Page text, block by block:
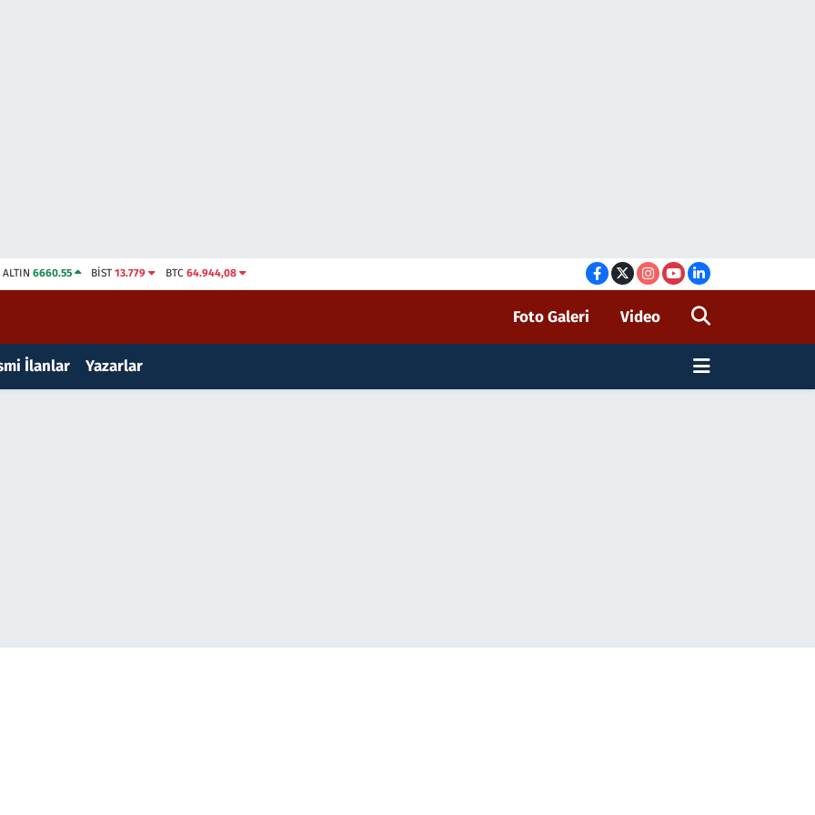
ALTIN 6660.55 BİST13.779 BTC 64.944,08
Foto Galeri Video
İlanlar Yazarlar